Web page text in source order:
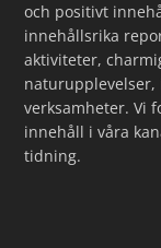
och positivt
innehållsrika
aktiviteter,
naturupplevelser,
verksamheter. Vi
innehåll i våra
tidning.